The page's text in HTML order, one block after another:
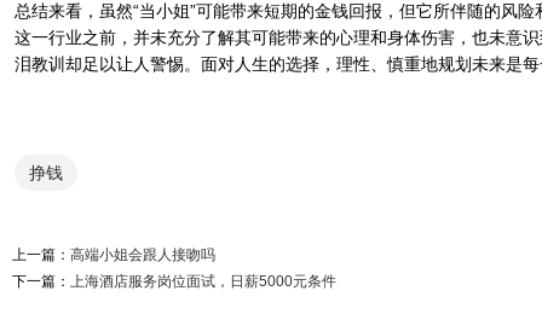
总结来看，虽然“当小姐”可能带来短期的金钱回报，但它所伴随的风
这一行业之前，并未充分了解其可能带来的心理和身体伤害，也未意
泪教训却足以让人警惕。面对人生的选择，理性、慎重地规划未来是
挣钱
上一篇： 高端小姐会跟人接吻吗
下一篇： 上海酒店服务岗位面试，日薪5000元条件